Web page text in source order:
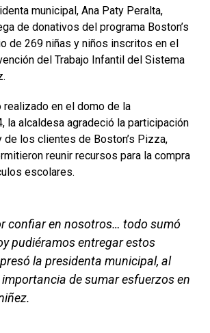
municipal, Ana Paty Peralta,
de donativos del programa Boston’s
de 269 niñas y niños inscritos en el
del Trabajo Infantil del Sistema
realizado en el domo de la
la alcaldesa agradeció la participación
de los clientes de Boston’s Pizza,
reunir recursos para la compra
escolares.
confiar en nosotros… todo sumó
pudiéramos entregar estos
la presidenta municipal, al
de sumar esfuerzos en